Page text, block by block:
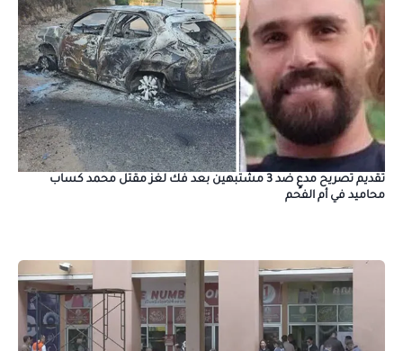
تقديم تصريح مدعٍ ضد 3 مشتبهين بعد فك لغز مقتل محمد كساب
محاميد في أم الفحم